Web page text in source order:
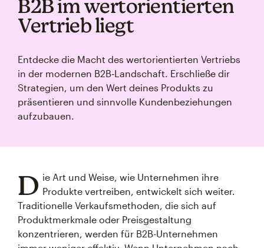
B2B im wertorientierten
Vertrieb liegt
Entdecke die Macht des wertorientierten Vertriebs
in der modernen B2B‑Landschaft. Erschließe dir
Strategien, um den Wert deines Produkts zu
präsentieren und sinnvolle Kundenbeziehungen
aufzubauen.
D ie Art und Weise, wie Unternehmen ihre
Produkte vertreiben, entwickelt sich weiter.
Traditionelle Verkaufsmethoden, die sich auf
Produktmerkmale oder Preisgestaltung
konzentrieren, werden für B2B-Unternehmen